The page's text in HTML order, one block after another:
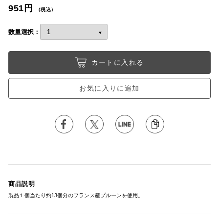
951円 （税込）
数量選択：
カートに入れる
お気に入りに追加
商品説明
製品１個当たり約13個分のフランス産プルーンを使用。